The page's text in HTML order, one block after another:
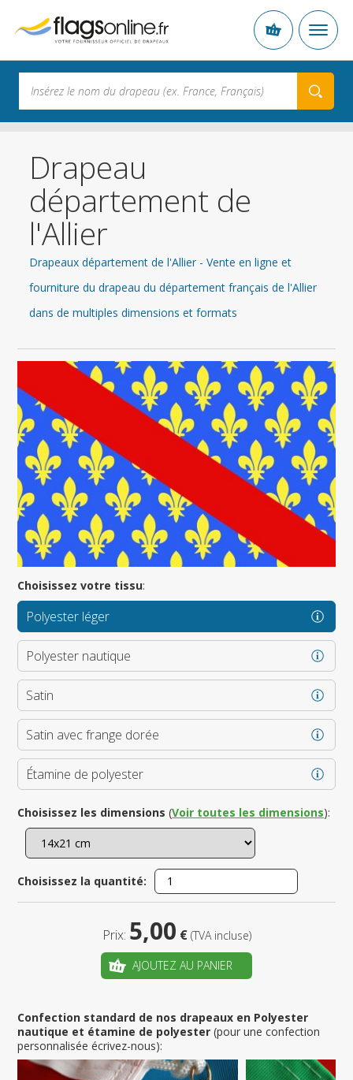
Drapeau
département de
l'Allier
Drapeaux département de l'Allier - Vente en ligne et
fourniture du drapeau du département français de l'Allier
dans de multiples dimensions et formats
Choisissez votre tissu:
Polyester léger
Polyester nautique
Satin
Satin avec frange dorée
Étamine de polyester
Choisissez les dimensions (Voir toutes les dimensions):
Choisissez la quantité:
Prix: 5,00 € (TVA incluse)
AJOUTEZ AU PANIER
Confection standard de nos drapeaux en Polyester
nautique et étamine de polyester(pour une confection
personnalisée écrivez-nous):